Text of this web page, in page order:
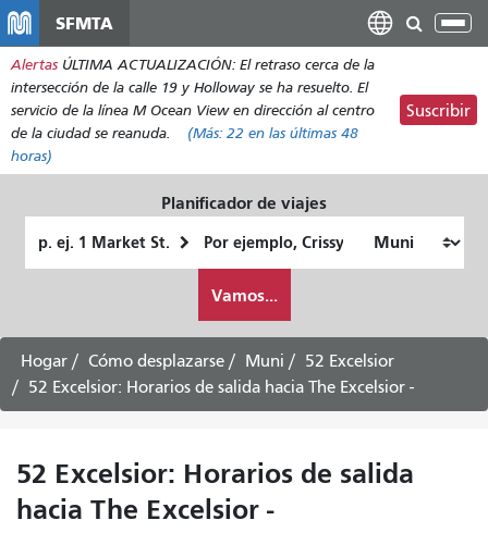
contenido
principal
SFMTA
Alertas ÚLTIMA ACTUALIZACIÓN: El retraso cerca de la
intersección de la calle 19 y Holloway se ha resuelto. El
servicio de la línea M Ocean View en dirección al centro
de la ciudad se reanuda.
(Más: 22 en las últimas 48
horas)
Suscribir
Planificador de viajes
de
quiero
viajar
Vamos...
Hogar Cómo desplazarse Muni
52 Excelsior
52 Excelsior: Horarios de salida hacia The Excelsior -
52 Excelsior: Horarios de salida
hacia The Excelsior -